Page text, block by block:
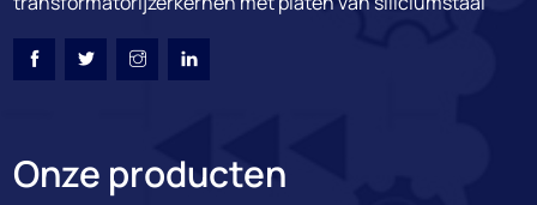
Onze producten